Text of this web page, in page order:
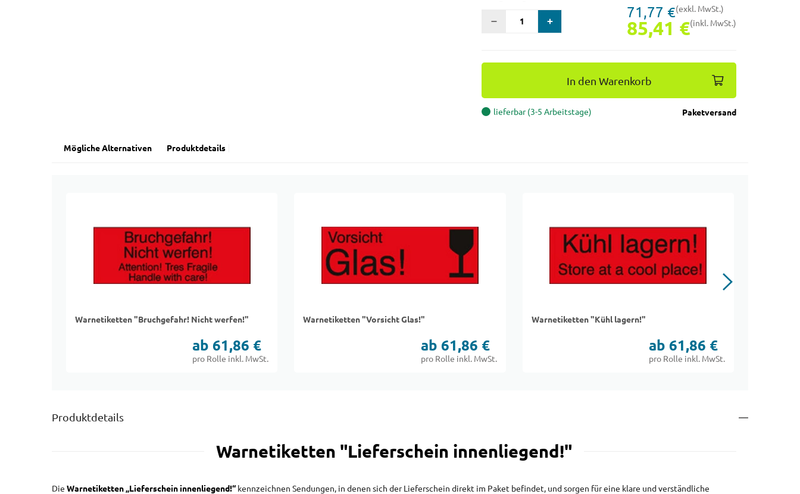
71,77 €(exkl. MwSt.)
85,41 €(inkl. MwSt.)
In den Warenkorb
lieferbar (3-5 Arbeitstage) Paketversand
Mögliche Alternativen Produktdetails
Warnetiketten "Bruchgefahr! Nicht werfen!"
ab 61,86 €
pro Rolle inkl. MwSt.
Warnetiketten "Vorsicht Glas!"
ab 61,86 €
pro Rolle inkl. MwSt.
Warnetiketten "Kühl lagern!"
ab 61,86 €
pro Rolle inkl. MwSt.
Produktdetails
Warnetiketten "Lieferschein innenliegend!"
Die Warnetiketten „Lieferschein innenliegend!“ kennzeichnen Sendungen, in denen sich der Lieferschein direkt im Paket befindet, und sorgen für eine klare und verständliche